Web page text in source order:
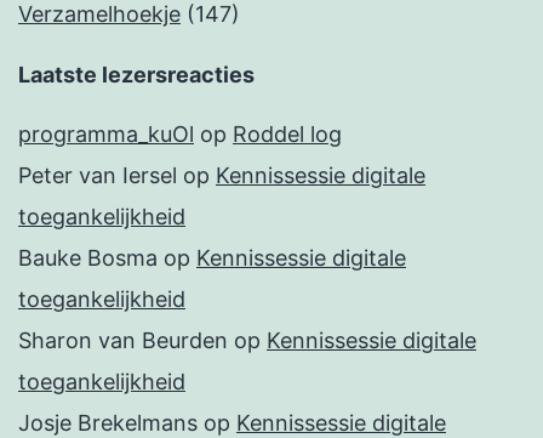
Verzamelhoekje (147)
Laatste lezersreacties
programma_kuOl op Roddel log
Peter van Iersel op Kennissessie digitale
toegankelijkheid
Bauke Bosma op Kennissessie digitale
toegankelijkheid
Sharon van Beurden op Kennissessie digitale
toegankelijkheid
Josje Brekelmans op Kennissessie digitale